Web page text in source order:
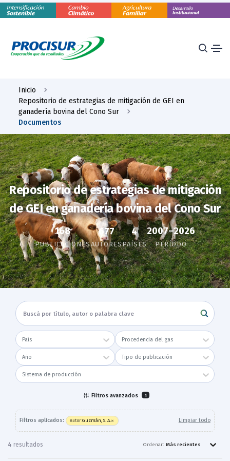
Inicio
Repositorio de estrategias de mitigación de GEI en
ganadería bovina del Cono Sur
Documentos
Repositorio de estrategias de mitigación
de GEI en ganadería bovina del Cono Sur
168
PUBLICACIONES
677
AUTORES
4
PAÍSES
2007–2026
PERÍODO
País Procedencia del gas
Año Tipo de publicación
Sistema de producción
Filtros avanzados 1
Filtros aplicados: Autor:Guzmán, S. A.× Limpiar todo
4 resultados Ordenar: Más recientes